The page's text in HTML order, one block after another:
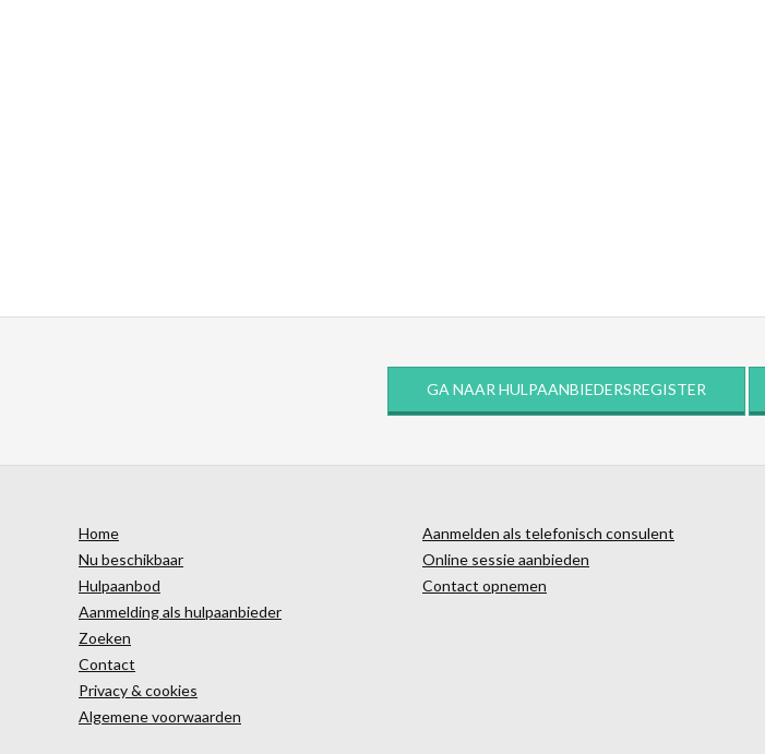
GA NAAR HULPAANBIEDERSREGISTER
Home
Nu beschikbaar
Hulpaanbod
Aanmelding als hulpaanbieder
Zoeken
Contact
Privacy & cookies
Algemene voorwaarden
Aanmelden als telefonisch consulent
Online sessie aanbieden
Contact opnemen